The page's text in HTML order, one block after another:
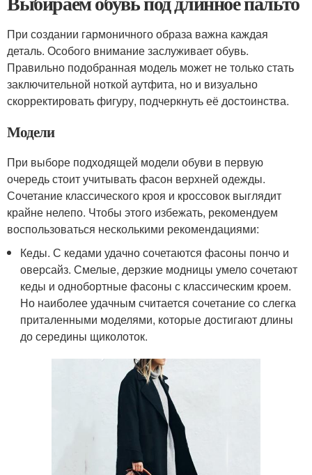
При создании гармоничного образа важна каждая
деталь. Особого внимание заслуживает обувь.
Правильно подобранная модель может не только стать
заключительной ноткой аутфита, но и визуально
скорректировать фигуру, подчеркнуть её достоинства.
Модели
При выборе подходящей модели обуви в первую
очередь стоит учитывать фасон верхней одежды.
Сочетание классического кроя и кроссовок выглядит
крайне нелепо. Чтобы этого избежать, рекомендуем
воспользоваться несколькими рекомендациями:
Кеды. С кедами удачно сочетаются фасоны пончо и
оверсайз. Смелые, дерзкие модницы умело сочетают
кеды и однобортные фасоны с классическим кроем.
Но наиболее удачным считается сочетание со слегка
приталенными моделями, которые достигают длины
до середины щиколоток.